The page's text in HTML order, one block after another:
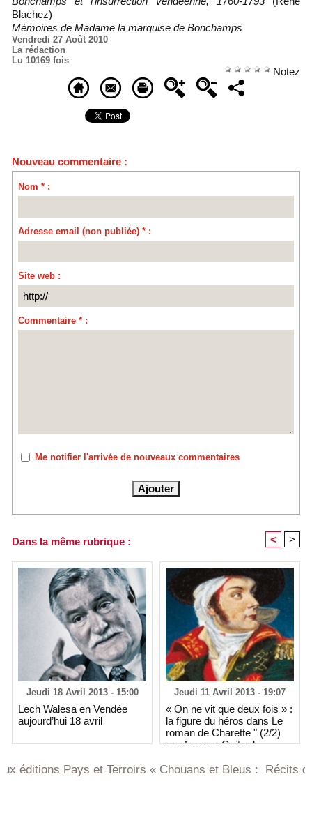
Blachez)
Mémoires de Madame la marquise de Bonchamps
Vendredi 27 Août 2010
La rédaction
Lu 10169 fois
Notez
Nouveau commentaire :
Nom * :
Adresse email (non publiée) * :
Site web :
Commentaire * :
Me notifier l'arrivée de nouveaux commentaires
Dans la même rubrique : < >
Jeudi 18 Avril 2013 - 15:00
Lech Walesa en Vendée
aujourd’hui 18 avril
Jeudi 11 Avril 2013 - 19:07
« On ne vit que deux fois » :
la figure du héros dans Le
roman de Charette " (2/2)
par Amaury Guitard
Pays et Terroirs « Chouans et Bleus : Récits de Vendée